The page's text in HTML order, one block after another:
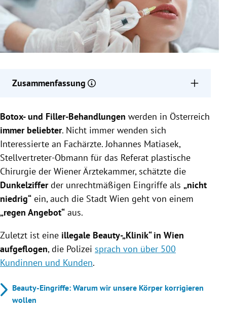
Untermenü
Untermenü
Zusammenfassung
Österreich ist laut Experten nicht niedrig, mit einem
regen Angebot in Wien.
In Österreich werden jährlich 30.000 bis 100.000
ästhetische Eingriffe durchgeführt, wobei Botox und
Filler besonders beliebt sind.
Beauty-Eingriffe von nicht-ärztlichem Personal sind
in Österreich verboten, und Patienten sollten die
Qualifikationen der Ärzte überprüfen.
Botox- und Filler-Behandlungen werden in Österreich
immer beliebter. Nicht immer wenden sich
Interessierte an Fachärzte. Johannes Matiasek,
Stellvertreter-Obmann für das Referat plastische
Chirurgie der Wiener Ärztekammer, schätzte die
Dunkelzifferder unrechtmäßigen Eingriffe als „nicht
niedrig“ ein, auch die Stadt Wien geht von einem
„regen Angebot“ aus.
Zuletzt ist eine illegale Beauty-„Klinik“ in Wien
aufgeflogen, die Polizei sprach von über 500
Kundinnen und Kunden.
Beauty-Eingriffe: Warum wir unsere Körper korrigieren
wollen